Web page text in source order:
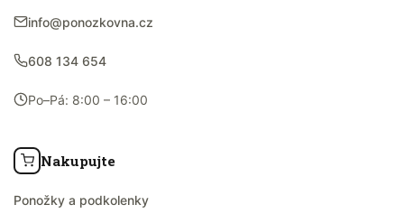
info@ponozkovna.cz
608 134 654
Po–Pá: 8:00 – 16:00
Nakupujte
Ponožky a podkolenky